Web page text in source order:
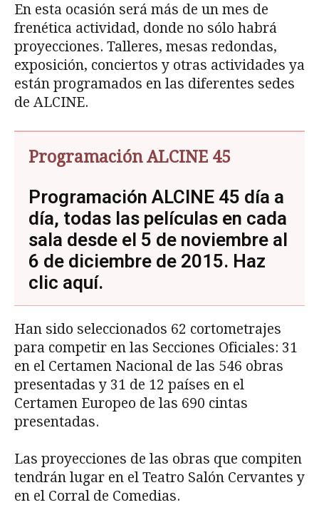
En esta ocasión será más de un mes de
frenética actividad, donde no sólo habrá
proyecciones. Talleres, mesas redondas,
exposición, conciertos y otras actividades ya
están programados en las diferentes sedes
de ALCINE.
Programación ALCINE 45
Programación ALCINE 45 día a
día, todas las películas en cada
sala desde el 5 de noviembre al
6 de diciembre de 2015. Haz
clic aquí.
Han sido seleccionados 62 cortometrajes
para competir en las Secciones Oficiales: 31
en el Certamen Nacional de las 546 obras
presentadas y 31 de 12 países en el
Certamen Europeo de las 690 cintas
presentadas.
Las proyecciones de las obras que compiten
tendrán lugar en el Teatro Salón Cervantes y
en el Corral de Comedias.